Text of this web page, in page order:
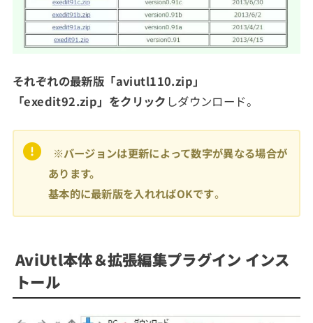
それぞれの最新版「aviutl110.zip」
「exedit92.zip」 をクリック しダウンロード。
※バージョンは更新によって数字が異なる場合が
あります。
基本的に最新版を入れればOKです。
AviUtl本体＆拡張編集プラグイン インス
トール